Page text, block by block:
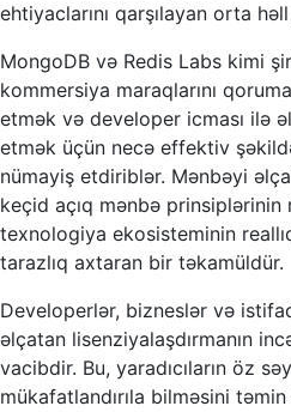
ehtiyaclarını qarşılayan orta
MongoDB və Redis Labs kimi
kommersiya maraqlarını
etmək və developer icması ilə
etmək üçün necə effektiv
nümayiş etdiriblər. Mənbəyi
keçid açıq mənbə
texnologiya ekosisteminin
tarazlıq axtaran bir təkamüldür.
Developerlər, bizneslər və
əlçatan lisenziyalaşdırmanın
vacibdir. Bu, yaradıcıların öz
mükafatlandırıla bilməsini